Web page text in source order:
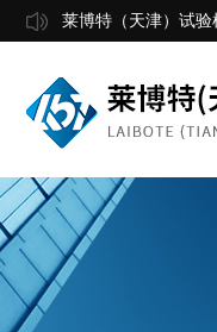
莱博特（天津）试验